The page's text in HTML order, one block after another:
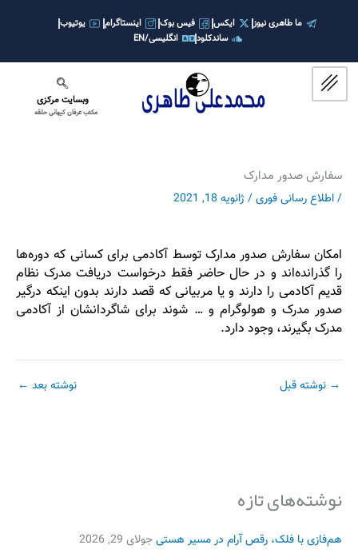
ما طاهری نیوز ایکس فیس بوک اینستاگرام
یوتیوب
ساندکلود
انگلیسی/EN
وبسایت مرکزی
مکتب عرفان کیهانی حلقه
نوشته‌های تازه
هم‌فازی با فلک، رقص آرام در مسیر هستیجولای 29, 2026
سفارش صدور مدارک
/اطلاع رسانی فوری/ ژانویه 18, 2021
امکان سفارش صدور مدارک توسط آکادمی برای کسانی که دوره‌ها
را گذرانده‌اند و در حال حاضر فقط درخواست دریافت مدرک نظام
قدیم آکادمی را دارند و یا مربیانی که قصد دارند بدون اینکه درگیر
صدور مدرک و هولوگرام و … شوند برای شاگردانشان از آکادمی
مدرک بگیرند، وجود دارد.
→ نوشته قبل نوشته بعد ←